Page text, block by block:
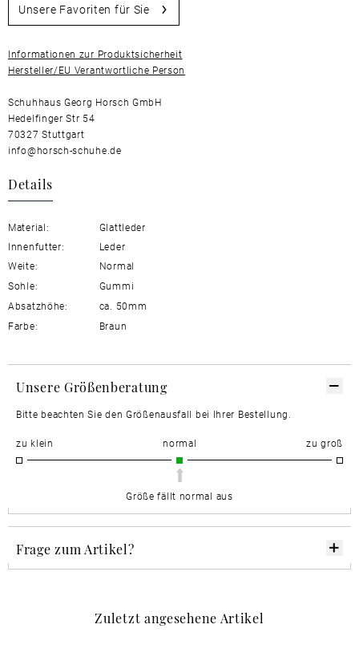
Unsere Favoriten für Sie
Informationen zur Produktsicherheit
Hersteller/EU Verantwortliche Person
Schuhhaus Georg Horsch GmbH
Hedelfinger Str 54
70327 Stuttgart
info@horsch-schuhe.de
Details
Material:
Glattleder
Innenfutter:
Leder
Weite:
Normal
Sohle:
Gummi
Absatzhöhe:
ca. 50mm
Farbe:
Braun
Unsere Größenberatung
Bitte beachten Sie den Größenausfall bei Ihrer Bestellung.
zu klein normal zu groß
Größe fällt normal aus
Frage zum Artikel?
Zuletzt angesehene Artikel